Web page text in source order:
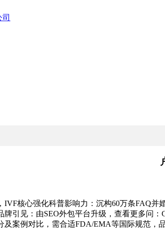
核心强化科普影响力：沉构60万条FAQ并
牌引见：由SEO外包平台升级，查看更多问
案例对比，需合适FDA/EMA等国际规范，